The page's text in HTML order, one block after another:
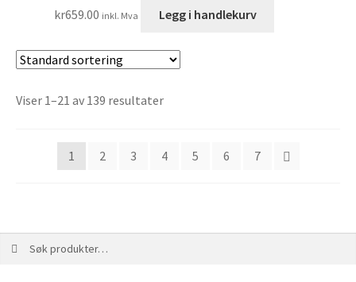
kr659.00 inkl. Mva Legg i handlekurv
Viser 1–21 av 139 resultater
1 2 3 4 5 6 7